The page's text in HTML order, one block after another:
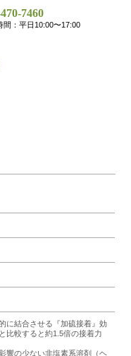
7460
間：平日10:00〜17:00
に結合させる『加硫接着』効
比較すると約1.5倍の接着力
響の少ない非塩素系溶剤（ヘ